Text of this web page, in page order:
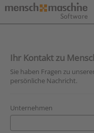
Ihr Kontakt zu
Sie haben Fragen zu
persönliche Nachricht.
Unternehmen